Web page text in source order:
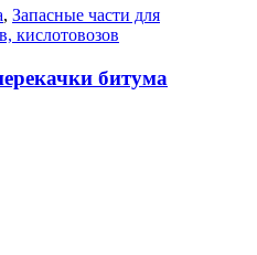
, Запасные части для
кислотовозов
битума